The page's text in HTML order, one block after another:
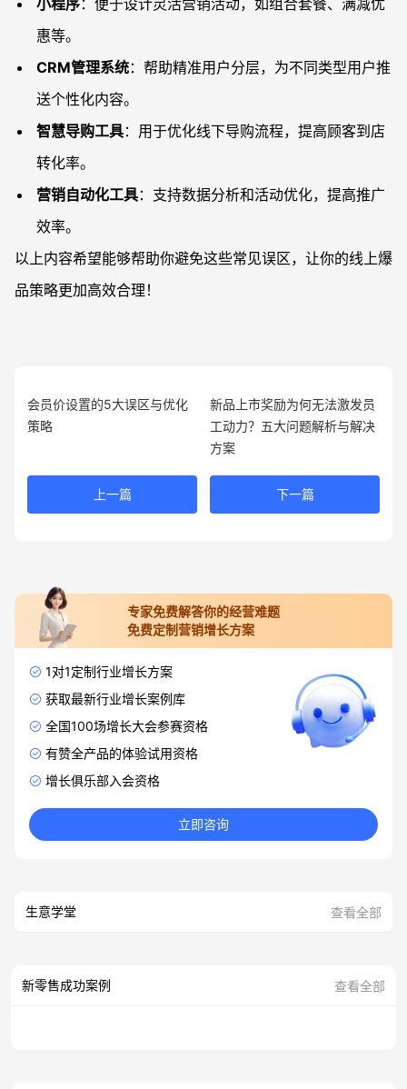
小程序：便于设计灵活营销活动，如组合套餐、满减优
惠等。
CRM管理系统：帮助精准用户分层，为不同类型用户推
送个性化内容。
智慧导购工具：用于优化线下导购流程，提高顾客到店
转化率。
营销自动化工具：支持数据分析和活动优化，提高推广
效率。
以上内容希望能够帮助你避免这些常见误区，让你的线上爆
品策略更加高效合理！
会员价设置的5大误区与优化
策略
上一篇
新品上市奖励为何无法激发员
工动力？五大问题解析与解决
方案
下一篇
专家免费解答你的经营难题
免费定制营销增长方案
1对1定制行业增长方案
获取最新行业增长案例库
全国100场增长大会参赛资格
有赞全产品的体验试用资格
增长俱乐部入会资格
立即咨询
生意学堂 查看全部
新零售成功案例 查看全部